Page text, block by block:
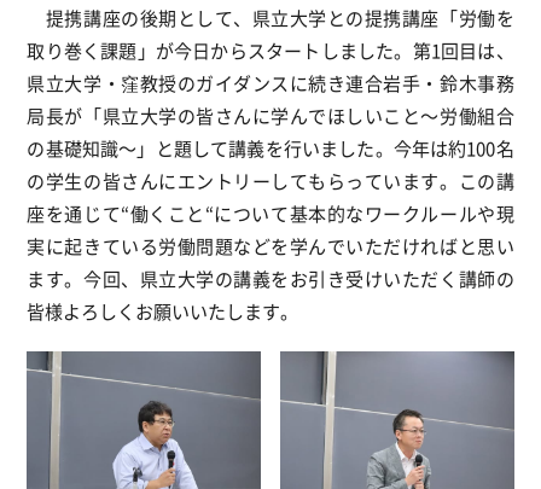
提携講座の後期として、県立大学との提携講座「労働を
取り巻く課題」が今日からスタートしました。第1回目は、
県立大学・窪教授のガイダンスに続き連合岩手・鈴木事務
局長が「県立大学の皆さんに学んでほしいこと～労働組合
の基礎知識～」と題して講義を行いました。今年は約100名
の学生の皆さんにエントリーしてもらっています。この講
座を通じて“働くこと“について基本的なワークルールや現
実に起きている労働問題などを学んでいただければと思い
ます。今回、県立大学の講義をお引き受けいただく講師の
皆様よろしくお願いいたします。